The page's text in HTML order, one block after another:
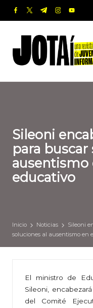
Saltar
contenido
facebook.com
twitter.com
t.me instagram.com
o
t
revista
de
Informada
Sileoni
para buscar
ausentismo
educativo
Inicio Noticias
Sileoni
soluciones al ausentismo en
El ministro de
Sileoni,
del Comité